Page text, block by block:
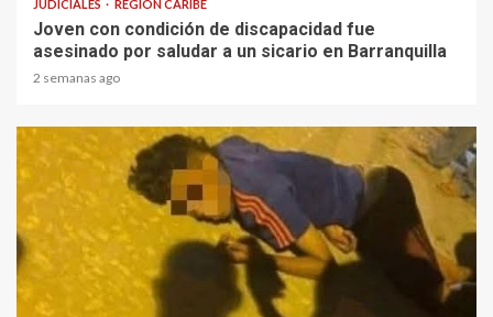
JUDICIALES REGIÓN CARIBE
Joven con condición de discapacidad fue
asesinado por saludar a un sicario en Barranquilla
2 semanas ago
1 min read